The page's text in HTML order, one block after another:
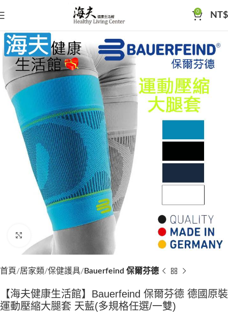
0 NT$
Click to enlarge
首頁 居家類 保健護具 Bauerfeind 保爾芬德
【海夫健康生活館】Bauerfeind 保爾芬德 德國原裝
運動壓縮大腿套 天藍(多規格任選/一雙)